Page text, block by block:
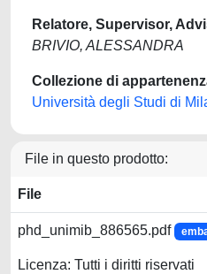
Relatore, Supervisor,
BRIVIO, ALESSANDRA
Collezione di
Università degli Studi di
File in questo prodotto:
File
phd_unimib_886565.pdf
Licenza: Tutti i diritti riservati